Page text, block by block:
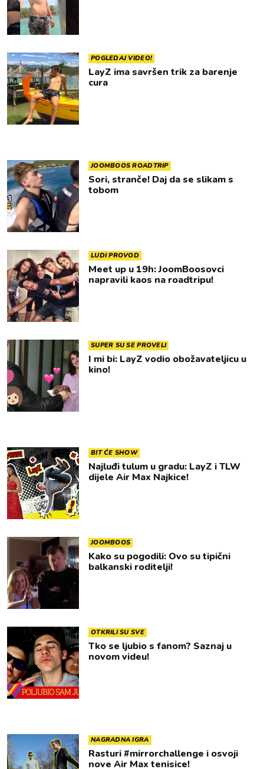
POGLEDAJ VIDEO!
LayZ ima savršen trik za barenje
cura
JOOMBOOS ROADTRIP
Sori, stranče! Daj da se slikam s
tobom
LUDI PROVOD
Meet up u 19h: JoomBoosovci
napravili kaos na roadtripu!
SUPER SU SE PROVELI
I mi bi: LayZ vodio obožavateljicu u
kino!
BIT ĆE SHOW
Najluđi tulum u gradu: LayZ i TLW
dijele Air Max Najkice!
JOOMBOOS
Kako su pogodili: Ovo su tipični
balkanski roditelji!
OTKRILI SU SVE
Tko se ljubio s fanom? Saznaj u
novom videu!
NAGRADNA IGRA
Rasturi #mirrorchallenge i osvoji
nove Air Max tenisice!